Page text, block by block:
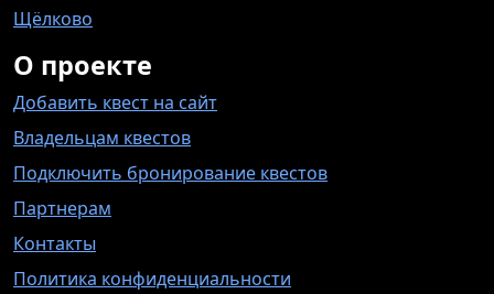
Щёлково
О проекте
Добавить квест на сайт
Владельцам квестов
Подключить бронирование квестов
Партнерам
Контакты
Политика конфиденциальности